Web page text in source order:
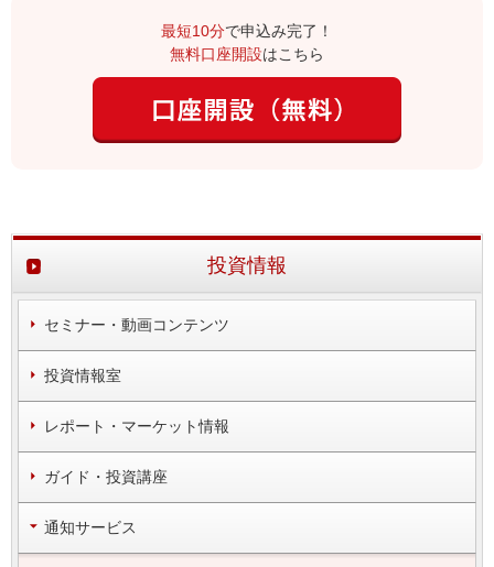
最短10分で申込み完了！
無料口座開設はこちら
投資情報
セミナー・動画コンテンツ
投資情報室
レポート・マーケット情報
ガイド・投資講座
通知サービス